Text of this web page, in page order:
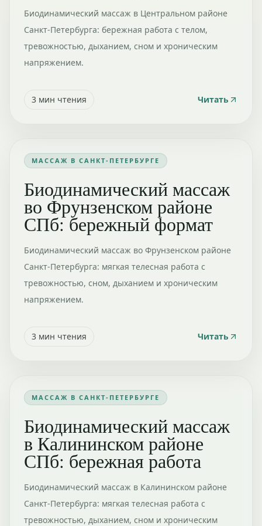
Биодинамический массаж в Центральном районе
Санкт-Петербурга: бережная работа с телом,
тревожностью, дыханием, сном и хроническим
напряжением.
3 мин чтения Читать
МАССАЖ В САНКТ-ПЕТЕРБУРГЕ
Биодинамический массаж
во Фрунзенском районе
СПб: бережный формат
Биодинамический массаж во Фрунзенском районе
Санкт-Петербурга: мягкая телесная работа с
тревожностью, сном, дыханием и хроническим
напряжением.
3 мин чтения Читать
МАССАЖ В САНКТ-ПЕТЕРБУРГЕ
Биодинамический массаж
в Калининском районе
СПб: бережная работа
Биодинамический массаж в Калининском районе
Санкт-Петербурга: мягкая телесная работа с
тревожностью, дыханием, сном и хроническим